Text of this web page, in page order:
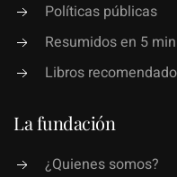
Políticas públicas
Resumidos en 5
Libros
La fundación
¿Quienes somos?